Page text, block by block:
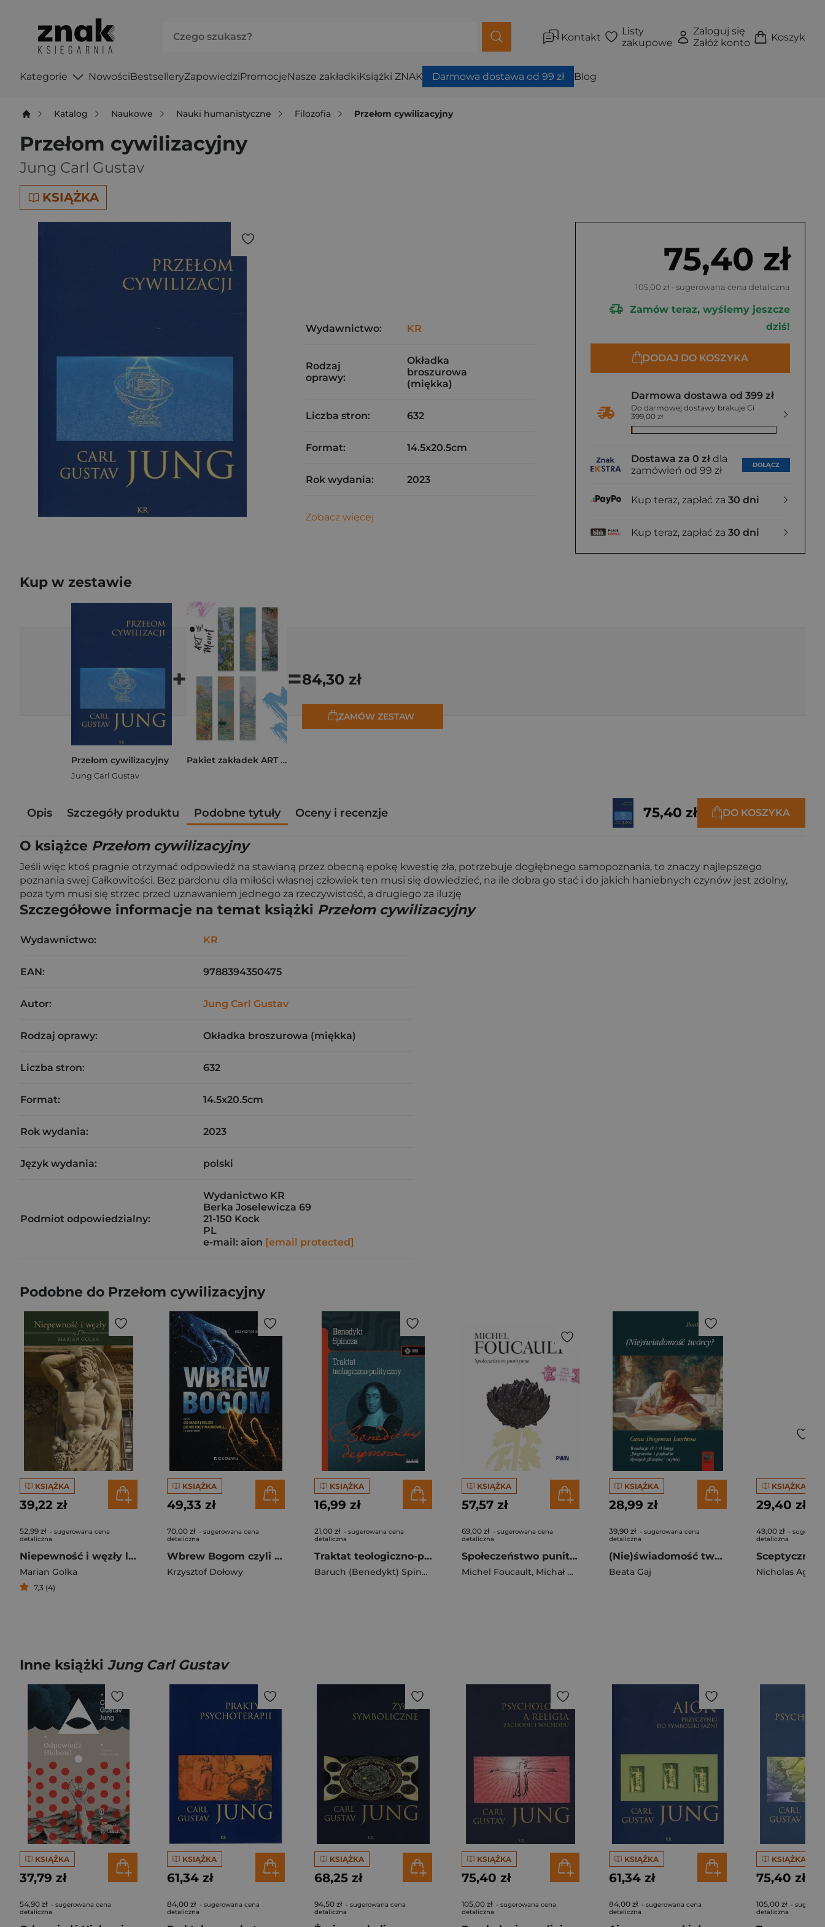
Kontakt
Listy
zakupowe
Zaloguj się
Załóż konto
Koszyk
Kategorie NowościBestselleryZapowiedziPromocjeNasze zakładkiKsiążki ZNAK Darmowa dostawa od 99 zł Blog
Katalog Naukowe Nauki humanistyczne Filozofia Przełom cywilizacyjny
Przełom cywilizacyjny
Jung Carl Gustav
KSIĄŻKA
75,40 zł
105,00 zł - sugerowana cena detaliczna
Zamów teraz, wyślemy jeszcze
dziś!
DODAJ DO KOSZYKA
Darmowa dostawa od 399 zł
Do darmowej dostawy brakuje Ci
399,00 zł
Dostawa za 0 zł dla
zamówień od 99 zł
DOŁĄCZ
Kup teraz, zapłać za 30 dni
Kup teraz, zapłać za 30 dni
Wydawnictwo: KR
Rodzaj
oprawy:
Okładka
broszurowa
(miękka)
Liczba stron: 632
Format: 14.5x20.5cm
Rok wydania: 2023
Zobacz więcej
Kup w zestawie
Przełom cywilizacyjny
Jung Carl Gustav
+
Pakiet zakładek ART Monet
=84,30 zł
ZAMÓW ZESTAW
Opis Szczegóły produktu Podobne tytuły Oceny i recenzje 75,40 zł DO KOSZYKA
O książce Przełom cywilizacyjny
Jeśli więc ktoś pragnie otrzymać odpowiedź na stawianą przez obecną epokę kwestię zła, potrzebuje dogłębnego samopoznania, to znaczy najlepszego
poznania swej Całkowitości. Bez pardonu dla miłości własnej człowiek ten musi się dowiedzieć, na ile dobra go stać i do jakich haniebnych czynów jest zdolny,
poza tym musi się strzec przed uznawaniem jednego za rzeczywistość, a drugiego za iluzję
Szczegółowe informacje na temat książki Przełom cywilizacyjny
Wydawnictwo: KR
EAN: 9788394350475
Autor: Jung Carl Gustav
Rodzaj oprawy: Okładka broszurowa (miękka)
Liczba stron: 632
Format: 14.5x20.5cm
Rok wydania: 2023
Język wydania: polski
Podmiot odpowiedzialny:
Wydanictwo KR
Berka Joselewicza 69
21-150 Kock
PL
e-mail: aion [email protected]
Podobne do Przełom cywilizacyjny
KSIĄŻKA
39,22 zł
52,99 zł - sugerowana cena
detaliczna
Niepewność i węzły losu
Marian Golka
7,3 (4)
KSIĄŻKA
49,33 zł
70,00 zł - sugerowana cena
detaliczna
Wbrew Bogom czyli od Magii i Religii do Metody Naukowej wyd. 3
Krzysztof Dołowy
KSIĄŻKA
16,99 zł
21,00 zł - sugerowana cena
detaliczna
Traktat teologiczno-polityczny
Baruch (Benedykt) Spinoza
KSIĄŻKA
57,57 zł
69,00 zł - sugerowana cena
detaliczna
Społeczeństwo punitywne
Michel Foucault, Michał Herer
KSIĄŻKA
28,99 zł
39,90 zł - sugerowana cena
detaliczna
(Nie)świadomość twórcy?Casus Diogenesa Laertiosa Translacja IV i VI księgi,,Biogramów i poglądów słynnych filozofów''(wybór)
Beata Gaj
KSIĄŻKA
29,40 zł
49,00 zł -
detaliczna
Nicholas Agar
Inne książki Jung Carl Gustav
KSIĄŻKA
37,79 zł
54,90 zł - sugerowana cena
detaliczna
KSIĄŻKA
61,34 zł
84,00 zł - sugerowana cena
detaliczna
KSIĄŻKA
68,25 zł
94,50 zł - sugerowana cena
detaliczna
KSIĄŻKA
75,40 zł
105,00 zł - sugerowana cena
detaliczna
KSIĄŻKA
61,34 zł
84,00 zł - sugerowana cena
detaliczna
KSIĄŻKA
75,40 zł
105,00 zł -
detaliczna